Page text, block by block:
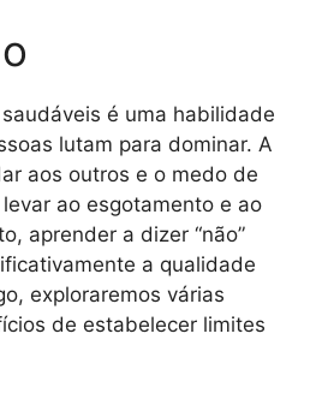
é uma habilidade
lutam para dominar. A
aos outros e o medo de
ao esgotamento e ao
aprender a dizer “não”
a qualidade
exploraremos várias
de estabelecer limites